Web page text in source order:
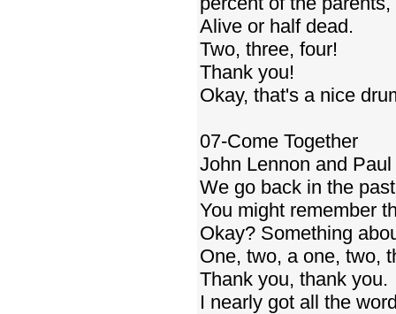
Alive or half dead.
Two, three, four!
Thank you!
Okay, that's a nice
07-Come Together
John Lennon and
We go back in the
You might remember
Okay? Something
One, two, a one, two,
Thank you, thank you.
I nearly got all the